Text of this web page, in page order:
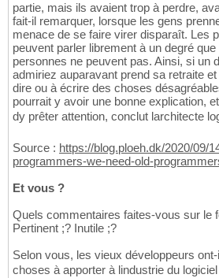
partie, mais ils avaient trop à perdre,
fait-il remarquer, lorsque les gens
menace de se faire virer disparaît. Les
peuvent parler librement à un degré
personnes ne peuvent pas. Ainsi, si un
admiriez auparavant prend sa retraite
dire ou à écrire des choses
pourrait y avoir une bonne explication,
dy prêter attention, conclut larchitecte
Source : https://blog.ploeh.dk/2020/09/
programmers-we-need-old-
Et vous ?
Quels commentaires faites-vous sur le
Pertinent ;? Inutile ;?
Selon vous, les vieux développeurs
choses à apporter à lindustrie du